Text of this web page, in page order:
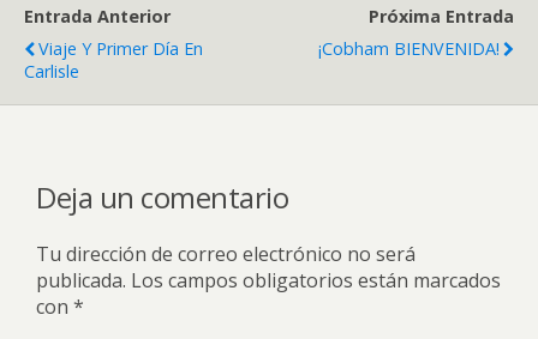
Entrada Anterior
Viaje Y Primer Día En
Carlisle
Próxima Entrada
¡Cobham BIENVENIDA!
Deja un comentario
Tu dirección de correo electrónico no será
publicada. Los campos obligatorios están marcados
con *